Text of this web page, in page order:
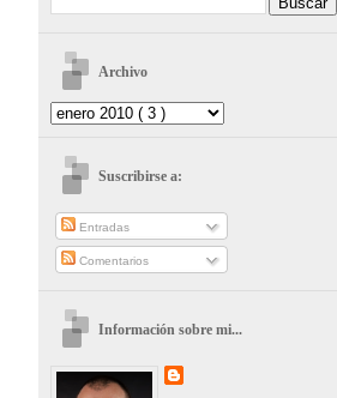
Archivo
Suscribirse a:
Entradas
Comentarios
Información sobre mi...